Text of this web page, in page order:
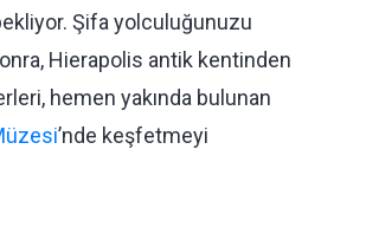
Şifa yolculuğunuzu
Hierapolis antik kentinden
hemen yakında bulunan
’nde keşfetmeyi